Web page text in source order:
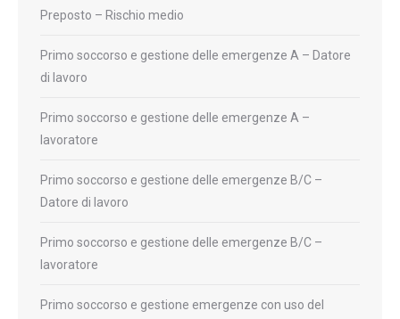
Preposto – Rischio medio
Primo soccorso e gestione delle emergenze A – Datore
di lavoro
Primo soccorso e gestione delle emergenze A –
lavoratore
Primo soccorso e gestione delle emergenze B/C –
Datore di lavoro
Primo soccorso e gestione delle emergenze B/C –
lavoratore
Primo soccorso e gestione emergenze con uso del